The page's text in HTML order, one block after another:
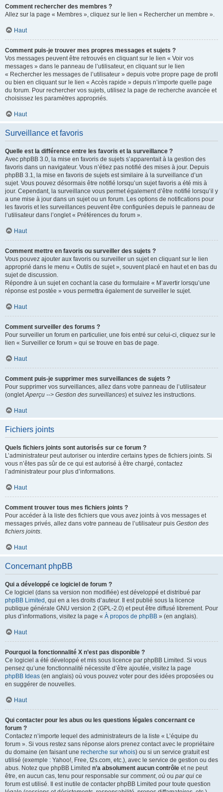
Comment rechercher des membres ?
Allez sur la page « Membres », cliquez sur le lien « Rechercher un membre ».
Haut
Comment puis-je trouver mes propres messages et sujets ?
Vos messages peuvent être retrouvés en cliquant sur le lien « Voir vos
messages » dans le panneau de l’utilisateur, en cliquant sur le lien
« Rechercher les messages de l’utilisateur » depuis votre propre page de profil
ou bien en cliquant sur le lien « Accès rapide » depuis n’importe quelle page
du forum. Pour rechercher vos sujets, utilisez la page de recherche avancée et
choisissez les paramètres appropriés.
Haut
Surveillance et favoris
Quelle est la différence entre les favoris et la surveillance ?
Avec phpBB 3.0, la mise en favoris de sujets s’apparentait à la gestion des
favoris dans un navigateur. Vous n’étiez pas notifié des mises à jour. Depuis
phpBB 3.1, la mise en favoris de sujets est similaire à la surveillance d’un
sujet. Vous pouvez désormais être notifié lorsqu’un sujet favoris a été mis à
jour. Cependant, la surveillance vous permet également d’être notifié lorsqu’il y
a une mise à jour dans un sujet ou un forum. Les options de notifications pour
les favoris et les surveillances peuvent être configurées depuis le panneau de
l’utilisateur dans l’onglet « Préférences du forum ».
Haut
Comment mettre en favoris ou surveiller des sujets ?
Vous pouvez ajouter aux favoris ou surveiller un sujet en cliquant sur le lien
approprié dans le menu « Outils de sujet », souvent placé en haut et en bas du
sujet de discussion.
Répondre à un sujet en cochant la case du formulaire « M’avertir lorsqu’une
réponse est postée » vous permettra également de surveiller le sujet.
Haut
Comment surveiller des forums ?
Pour surveiller un forum en particulier, une fois entré sur celui-ci, cliquez sur le
lien « Surveiller ce forum » qui se trouve en bas de page.
Haut
Comment puis-je supprimer mes surveillances de sujets ?
Pour supprimer vos surveillances, allez dans votre panneau de l’utilisateur
(ongletAperçu --> Gestion des surveillances) et suivez les instructions.
Haut
Fichiers joints
Quels fichiers joints sont autorisés sur ce forum ?
L’administrateur peut autoriser ou interdire certains types de fichiers joints. Si
vous n’êtes pas sûr de ce qui est autorisé à être chargé, contactez
l’administrateur pour plus d’informations.
Haut
Comment trouver tous mes fichiers joints ?
Pour accéder à la liste des fichiers que vous avez joints à vos messages et
messages privés, allez dans votre panneau de l’utilisateur puis Gestion des
fichiers joints.
Haut
Concernant phpBB
Qui a développé ce logiciel de forum ?
Ce logiciel (dans sa version non modifiée) est développé et distribué par
phpBB Limited , qui en a les droits d’auteur. Il est publié sous la licence
publique générale GNU version 2 (GPL-2.0) et peut être diffusé librement. Pour
plus d’informations, visitez la page « À propos de phpBB » (en anglais).
Haut
Pourquoi la fonctionnalité X n’est pas disponible ?
Ce logiciel a été développé et mis sous licence par phpBB Limited. Si vous
pensez qu’une fonctionnalité nécessite d’être ajoutée, visitez la page
phpBB Ideas (en anglais) où vous pouvez voter pour des idées proposées ou
en suggérer de nouvelles.
Haut
Qui contacter pour les abus ou les questions légales concernant ce
forum ?
Contactez n’importe lequel des administrateurs de la liste « L’équipe du
forum ». Si vous restez sans réponse alors prenez contact avec le propriétaire
du domaine (en faisant une recherche sur whois) ou si un service gratuit est
utilisé (exemple : Yahoo!, Free, f2s.com, etc.), avec le service de gestion ou des
abus. Notez que phpBB Limited n’a absolument aucun contrôle et ne peut
être, en aucun cas, tenu pour responsable sur comment, où ou par qui ce
forum est utilisé. Il est inutile de contacter phpBB Limited pour toute question